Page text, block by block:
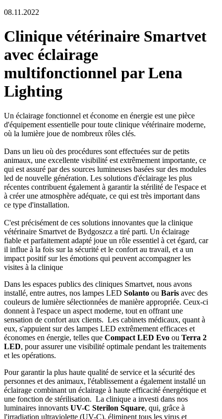
08.11.2022
Clinique vétérinaire Smartvet
avec éclairage
multifonctionnel par Lena
Lighting
Un éclairage fonctionnel et économe en énergie est une pièce
d'équipement essentielle pour toute clinique vétérinaire moderne,
où la lumière joue de nombreux rôles clés.
Dans un lieu où des procédures sont effectuées sur de petits
animaux, une excellente visibilité est extrêmement importante, ce
qui est assuré par des sources lumineuses basées sur des modules
led de nouvelle génération. Les solutions d'éclairage les plus
récentes contribuent également à garantir la stérilité de l'espace et
à créer une atmosphère adéquate, ce qui est très important dans
ce type d'installation.
C'est précisément de ces solutions innovantes que la clinique
vétérinaire Smartvet de Bydgoszcz a tiré parti. Un éclairage
fiable et parfaitement adapté joue un rôle essentiel à cet égard, car
il influe à la fois sur la sécurité et le confort au travail, et a un
impact positif sur les émotions qui peuvent accompagner les
visites à la clinique
Dans les espaces publics des cliniques Smartvet, nous avons
installé, entre autres, nos lampes LEDSolantoouBarisavec des
couleurs de lumière sélectionnées de manière appropriée. Ceux-ci
donnent à l'espace un aspect moderne, tout en offrant une
sensation de confort aux clients. Les cabinets médicaux, quant à
eux, s'appuient sur des lampes LED extrêmement efficaces et
économes en énergie, telles queCompact LED EvoouTerra 2
LED, pour assurer une visibilité optimale pendant les traitements
et les opérations.
Pour garantir la plus haute qualité de service et la sécurité des
personnes et des animaux, l'établissement a également installé un
éclairage combinant un éclairage à haute efficacité énergétique et
une fonction de stérilisation. La clinique a investi dans nos
luminaires innovantsUV-C Sterilon Square, qui, grâce à
l'irradiation ultraviolette (UV-C), éliminent tous les virus et